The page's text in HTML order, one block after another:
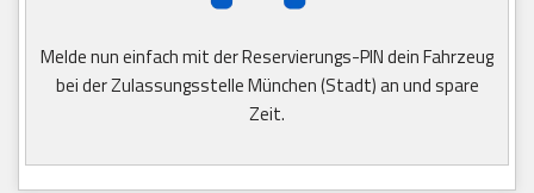
Melde nun einfach mit der Reservierungs-PIN dein Fahrzeug
bei der Zulassungsstelle München (Stadt) an und spare
Zeit.